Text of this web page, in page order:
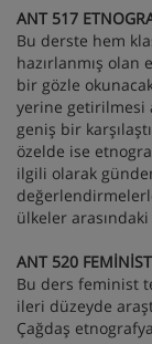
ANT 517
Bu derste hem
hazırlanmış
bir gözle
yerine getirilmesi
geniş bir
özelde ise
ilgili olarak
ülkeler
ANT 520
Bu ders feminist
ileri düzeyde
Çağdaş